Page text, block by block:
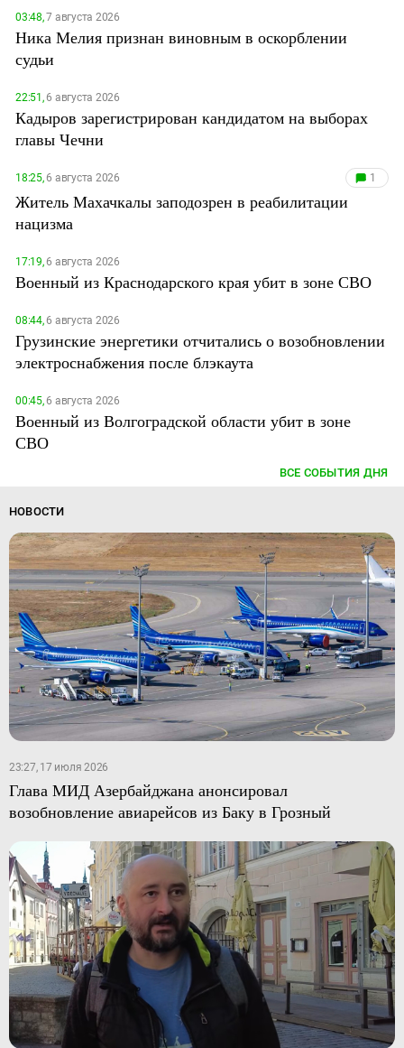
03:48,7 августа 2026
Ника Мелия признан виновным в оскорблении
судьи
22:51,6 августа 2026
Кадыров зарегистрирован кандидатом на выборах
главы Чечни
18:25,6 августа 2026 1
Житель Махачкалы заподозрен в реабилитации
нацизма
17:19,6 августа 2026
Военный из Краснодарского края убит в зоне СВО
08:44,6 августа 2026
Грузинские энергетики отчитались о возобновлении
электроснабжения после блэкаута
00:45,6 августа 2026
Военный из Волгоградской области убит в зоне
СВО
ВСЕ СОБЫТИЯ ДНЯ
НОВОСТИ
23:27, 17 июля 2026
Глава МИД Азербайджана анонсировал
возобновление авиарейсов из Баку в Грозный